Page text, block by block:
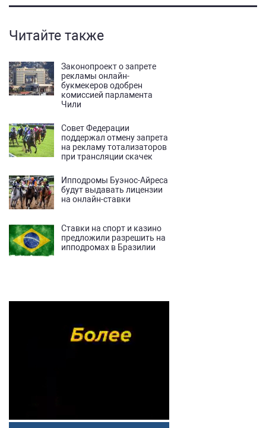
Читайте также
Законопроект о запрете
рекламы онлайн-
букмекеров одобрен
комиссией парламента
Чили
Совет Федерации
поддержал отмену запрета
на рекламу тотализаторов
при трансляции скачек
Ипподромы Буэнос-Айреса
будут выдавать лицензии
на онлайн-ставки
Ставки на спорт и казино
предложили разрешить на
ипподромах в Бразилии